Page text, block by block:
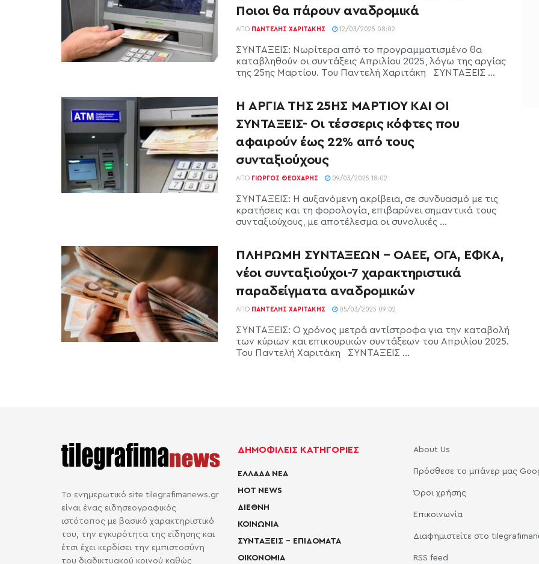
Ποιοι θα πάρουν αναδρομικά
ΑΠΌ ΠΑΝΤΕΛΉΣ ΧΑΡΙΤΆΚΗΣ 12/03/2025 08:02
ΣΥΝΤΑΞΕΙΣ: Νωρίτερα από το προγραμματισμένο θα
καταβληθούν οι συντάξεις Απριλίου 2025, λόγω της αργίας
της 25ης Μαρτίου. Του Παντελή Χαριτάκη ΣΥΝΤΑΞΕΙΣ ...
Η ΑΡΓΙΑ ΤΗΣ 25ΗΣ ΜΑΡΤΙΟΥ ΚΑΙ ΟΙ
ΣΥΝΤΑΞΕΙΣ- Οι τέσσερις κόφτες που
αφαιρούν έως 22% από τους
συνταξιούχους
ΑΠΌ ΓΙΏΡΓΟΣ ΘΕΟΧΆΡΗΣ 09/03/2025 18:02
ΣΥΝΤΑΞΕΙΣ: Η αυξανόμενη ακρίβεια, σε συνδυασμό με τις
κρατήσεις και τη φορολογία, επιβαρύνει σημαντικά τους
συνταξιούχους, με αποτέλεσμα οι συνολικές ...
ΠΛΗΡΩΜΗ ΣΥΝΤΑΞΕΩΝ – ΟΑΕΕ, ΟΓΑ, ΕΦΚΑ,
νέοι συνταξιούχοι-7 χαρακτηριστικά
παραδείγματα αναδρομικών
ΑΠΌ ΠΑΝΤΕΛΉΣ ΧΑΡΙΤΆΚΗΣ 05/03/2025 09:02
ΣΥΝΤΑΞΕΙΣ: Ο χρόνος μετρά αντίστροφα για την καταβολή
των κύριων και επικουρικών συντάξεων του Απριλίου 2025.
Του Παντελή Χαριτάκη ΣΥΝΤΑΞΕΙΣ ...
Το ενημερωτικό site tilegrafimanews.gr
είναι ένας ειδησεογραφικός
ιστότοπος με βασικό χαρακτηριστικό
του, την εγκυρότητα της είδησης και
έτσι έχει κερδίσει την εμπιστοσύνη
του διαδικτυακού κοινού καθώς
ΔΗΜΟΦΙΛΕΙΣ ΚΑΤΗΓΟΡΙΕΣ
ΕΛΛΑΔΑ ΝΕΑ
HOT NEWS
ΔΙΕΘΝΗ
ΚΟΙΝΩΝΙΑ
ΣΥΝΤΑΞΕΙΣ – ΕΠΙΔΟΜΑΤΑ
ΟΙΚΟΝΟΜΙΑ
About Us
Πρόσθεσε το μπάνερ μας
Όροι χρήσης
Επικοινωνία
Διαφημιστείτε στο
RSS feed